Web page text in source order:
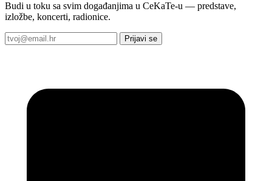
Budi u toku sa svim događanjima u CeKaTe-u — predstave,
izložbe, koncerti, radionice.
Prijavi se